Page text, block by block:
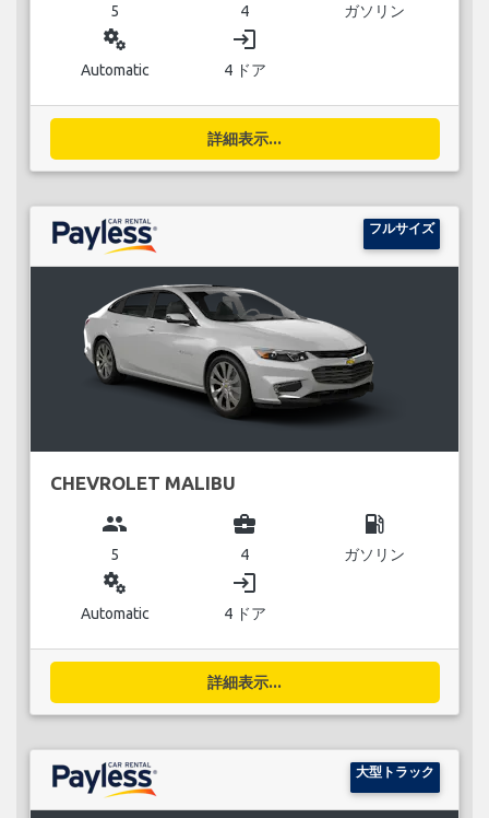
5 4 ガソリン
miscellaneous_services
Automatic
login
4 ドア
詳細表示...
フルサイズ
CHEVROLET MALIBU
group
5
business_center
4
local_gas_station
ガソリン
miscellaneous_services
Automatic
login
4 ドア
詳細表示...
大型トラック